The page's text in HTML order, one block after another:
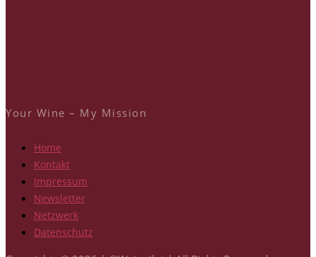
Your Wine – My Mission
Home
Kontakt
Impressum
Newsletter
Netzwerk
Datenschutz